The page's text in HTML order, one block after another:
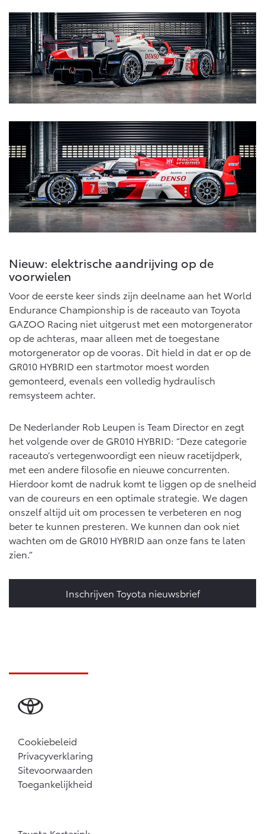
Nieuw: elektrische aandrijving op de
voorwielen
Voor de eerste keer sinds zijn deelname aan het World
Endurance Championship is de raceauto van Toyota
GAZOO Racing niet uitgerust met een motorgenerator
op de achteras, maar alleen met de toegestane
motorgenerator op de vooras. Dit hield in dat er op de
GR010 HYBRID een startmotor moest worden
gemonteerd, evenals een volledig hydraulisch
remsysteem achter.
De Nederlander Rob Leupen is Team Director en zegt
het volgende over de GR010 HYBRID: “Deze categorie
raceauto’s vertegenwoordigt een nieuw racetijdperk,
met een andere filosofie en nieuwe concurrenten.
Hierdoor komt de nadruk komt te liggen op de snelheid
van de coureurs en een optimale strategie. We dagen
onszelf altijd uit om processen te verbeteren en nog
beter te kunnen presteren. We kunnen dan ook niet
wachten om de GR010 HYBRID aan onze fans te laten
zien.”
Inschrijven Toyota nieuwsbrief
Cookiebeleid
Privacyverklaring
Sitevoorwaarden
Toegankelijkheid